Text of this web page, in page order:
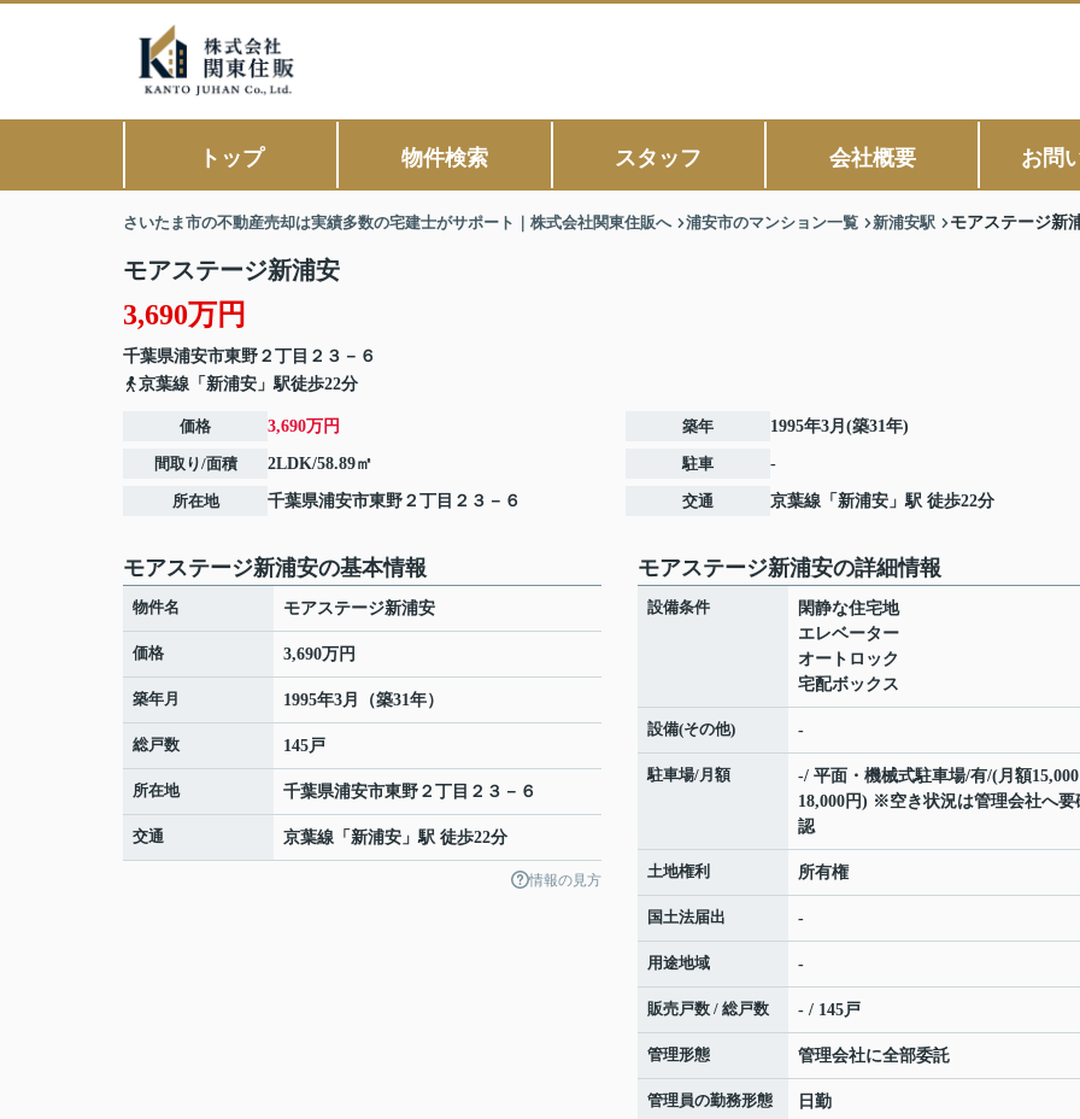
トップ 物件検索 スタッフ 会社概要 お問
さいたま市の不動産売却は実績多数の宅建士がサポート｜株式会社関東住販へ 浦安市のマンション一覧 新浦安駅 モアステージ新
モアステージ新浦安
3,690万円
千葉県浦安市東野 ２丁目２３－６
京葉線「新浦安」駅徒歩22分
価格 3,690万円
間取り/面積 2LDK/58.89㎡
所在地 千葉県浦安市東野 ２丁目２３－６
築年 1995年3月(築31年)
駐車 -
交通 京葉線 「 新浦安 」駅 徒歩22分
モアステージ新浦安の基本情報
物件名 モアステージ新浦安
価格 3,690万円
築年月 1995年3月（築31年）
総戸数 145戸
所在地 千葉県浦安市東野 ２丁目２３－６
交通 京葉線 「 新浦安 」駅 徒歩22分
情報の見方
モアステージ新浦安の詳細情報
設備条件
閑静な住宅地
エレベーター
オートロック
宅配ボックス
設備(その他) -
駐車場/月額
-/ 平面・機械式駐車場/有/(月額
18,000円) ※空き状況は管理会社へ要
認
土地権利 所有権
国土法届出 -
用途地域 -
販売戸数 / 総戸数 - / 145戸
管理形態 管理会社に全部委託
管理員の勤務形態 日勤